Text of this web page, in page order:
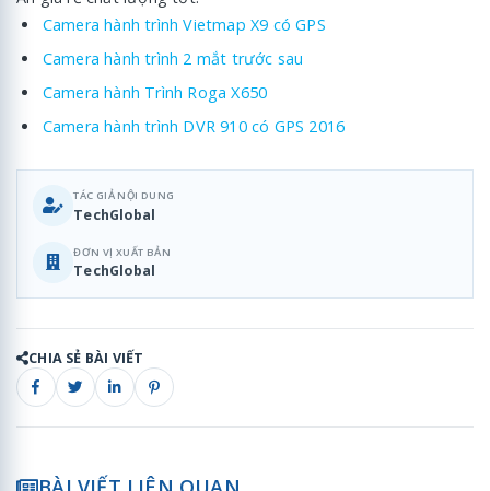
Camera hành trình Vietmap X9 có GPS
Camera hành trình 2 mắt trước sau
Camera hành Trình Roga X650
Camera hành trình DVR 910 có GPS 2016
TÁC GIẢ NỘI DUNG
TechGlobal
ĐƠN VỊ XUẤT BẢN
TechGlobal
CHIA SẺ BÀI VIẾT